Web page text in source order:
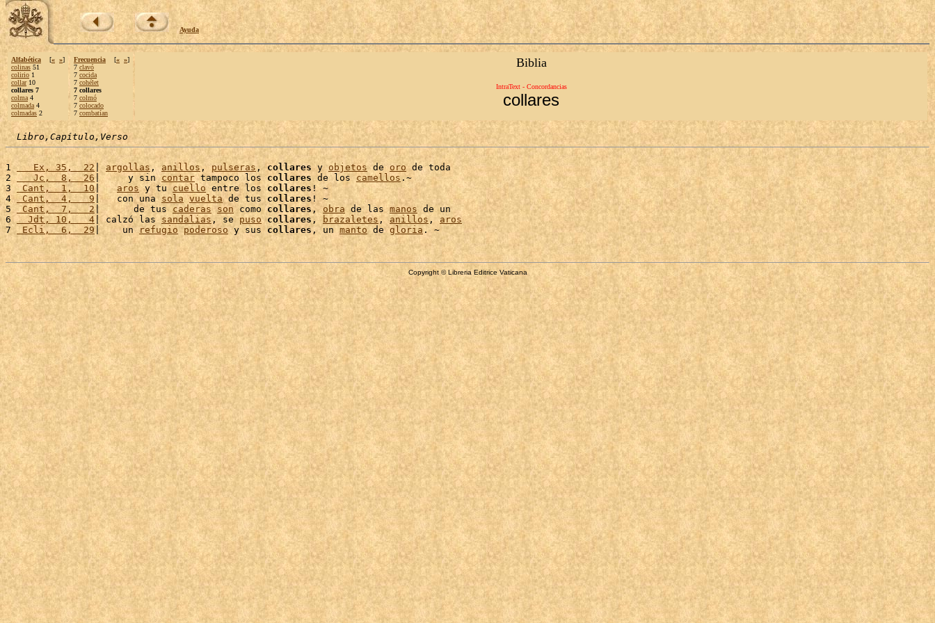
Ayuda
Alfabética [« »]
colinas 51
colirio 1
collar10
collares 7
colma 4
colmada 4
colmadas 2
Frecuencia [« »]
7 clavó
7 cocida
7 cohélet
7 collares
7 colmó
7 colocado
7 combatían
Biblia
IntraText - Concordancias
collares
Libro,Capítulo,Verso
1
   Ex, 35,  22
| argollas , anillos , pulseras , collares y objetos de oro de toda
2
   Jc,  8,  26
|     y sin contar tampoco los collares de los camellos .~
3
Cant,  1,  10| aros y tu cuello entre los collares ! ~
4 Cant,  4,   9 |   con una sola vuelta de tus collares! ~
5
Cant,  7,   2 |      de tus caderas son como collares, obra de las manos de un
6
  Jdt, 10,   4
| calzó las sandalias, se puso collares , brazaletes , anillos , aros
7
Ecli,  6,  29|    un refugio poderoso y sus collares, un manto de gloria
Copyright © Libreria Editrice Vaticana